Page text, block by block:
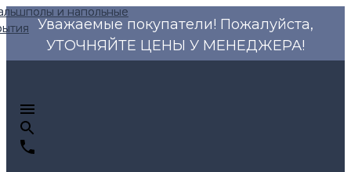
Уважаемые покупатели! Пожалуйста,
УТОЧНЯЙТЕ ЦЕНЫ У МЕНЕДЖЕРА!